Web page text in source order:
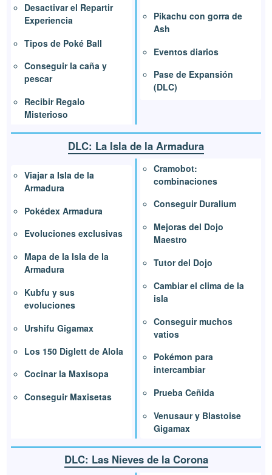
Desactivar el Repartir
Experiencia
Tipos de Poké Ball
Conseguir la caña y
pescar
Recibir Regalo
Misterioso
Pikachu con gorra de
Ash
Eventos diarios
Pase de Expansión
(DLC)
DLC: La Isla de la Armadura
Viajar a Isla de la
Armadura
Pokédex Armadura
Evoluciones exclusivas
Mapa de la Isla de la
Armadura
Kubfu y sus
evoluciones
Urshifu Gigamax
Los 150 Diglett de Alola
Cocinar la Maxisopa
Conseguir Maxisetas
Cramobot:
combinaciones
Conseguir Duralium
Mejoras del Dojo
Maestro
Tutor del Dojo
Cambiar el clima de la
isla
Conseguir muchos
vatios
Pokémon para
intercambiar
Prueba Ceñida
Venusaur y Blastoise
Gigamax
DLC: Las Nieves de la Corona